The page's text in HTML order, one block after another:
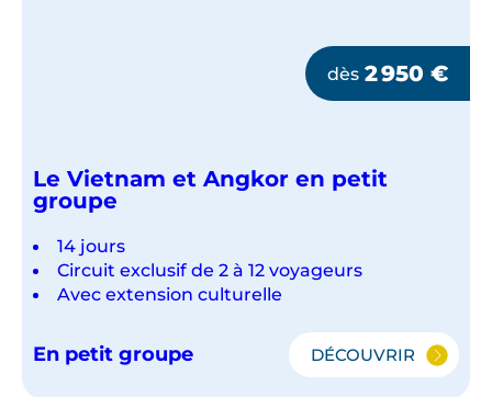
dès 2 950 €
Le Vietnam et Angkor en petit
groupe
14 jours
Circuit exclusif de 2 à 12 voyageurs
Avec extension culturelle
En petit groupe DÉCOUVRIR
LE